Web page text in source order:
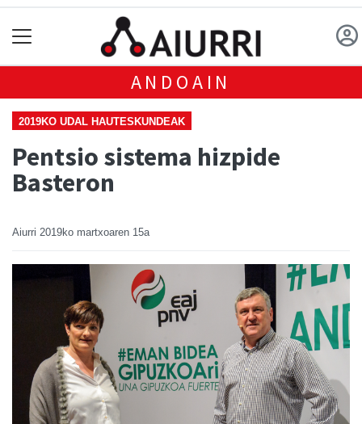
ANDOAIN
2019KO UDAL HAUTESKUNDEAK
Pentsio sistema hizpide
Basteron
Aiurri 2019ko martxoaren 15a